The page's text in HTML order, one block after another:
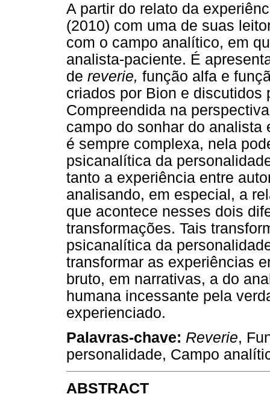
A partir do relato da
(2010) com uma de suas
com o campo analítico, em
analista-paciente. É
de reverie, função alfa e
criados por Bion e discutidos
Compreendida na
campo do sonhar do
é sempre complexa, nela
psicanalítica da
tanto a experiência entre
analisando, em especial, a
que acontece nesses dois
transformações. Tais
psicanalítica da
transformar as experiências
bruto, em narrativas, a do
humana incessante pela
experienciado.
Palavras-chave: Reverie,
personalidade, Campo
ABSTRACT